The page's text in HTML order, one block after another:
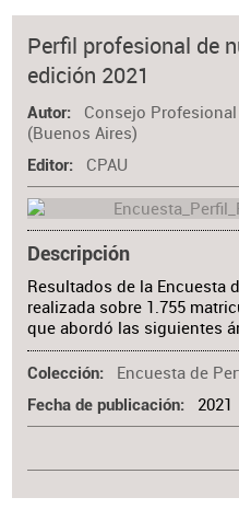
Perfil profesional de
edición 2021
Autor
Consejo
(Buenos Aires)
Editor CPAU
Descripción
Resultados de la Encuesta
realizada sobre 1.755
que abordó las siguientes
Colección Encuesta de
Fecha de publicación 2021